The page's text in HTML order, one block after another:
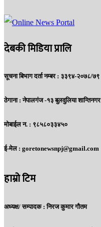
देबकी मिडिया प्रालि
सूचना बिभाग दर्ता नम्बर : ३३९४-२०७८/७९
ठेगाना :नेपालगंज -१३ बुलवुलिया शान्तिनगर
मोबाईल न. : ९८५८०३३४५०
ई-मेल : goretonewsnpj@gmail.com
हाम्रो टिम
अध्यक्ष/ सम्पादक : निरज कुमार गौतम